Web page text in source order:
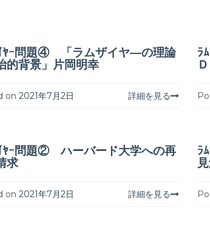
ﾔｰ問題④ 「ラムザイヤ―の理論
的背景」片岡明幸
on 2021年7月2日 詳細を見る
ﾗ
ﾔｰ問題② ハーバード大学への再
求
on 2021年7月2日 詳細を見る
ﾗ